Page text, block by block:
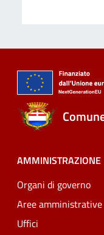
AMMINISTRAZIONE
Organi di governo
Aree amministrative
Uffici